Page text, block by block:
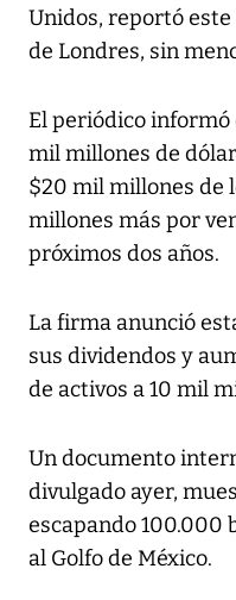
Unidos, reportó
de Londres, sin
El periódico informó
mil millones de
$20 mil millones de
millones más por
próximos dos años.
La firma anunció
sus dividendos y
de activos a 10 mil
Un documento
divulgado ayer,
escapando 100.000
al Golfo de México.